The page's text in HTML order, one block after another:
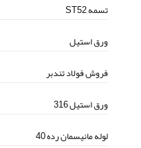
تسمه ST52
ورق استیل
فروش فولاد تندبر
ورق استیل 316
لوله مانیسمان رده 40